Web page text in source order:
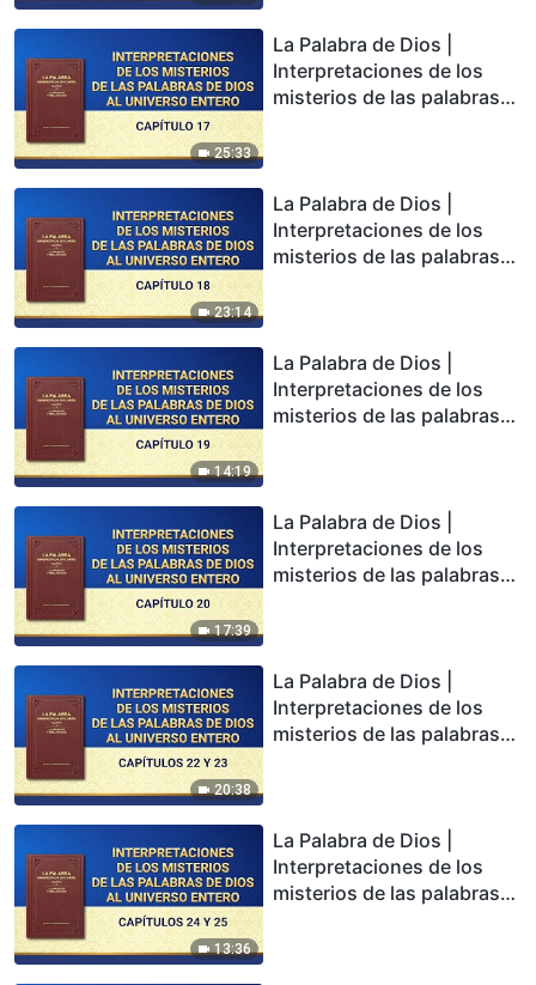
25:33
La Palabra de Dios |
Interpretaciones de los
misterios de las palabras
23:14
La Palabra de Dios |
Interpretaciones de los
misterios de las palabras
14:19
La Palabra de Dios |
Interpretaciones de los
misterios de las palabras
17:39
La Palabra de Dios |
Interpretaciones de los
misterios de las palabras
20:38
La Palabra de Dios |
Interpretaciones de los
misterios de las palabras
13:36
La Palabra de Dios |
Interpretaciones de los
misterios de las palabras